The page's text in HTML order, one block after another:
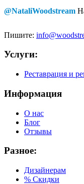
@NataliWoodstream
Пишите:
Услуги:
Реставрация и
Информация
О нас
Блог
Отзывы
Разное:
Дизайнерам
% Скидки